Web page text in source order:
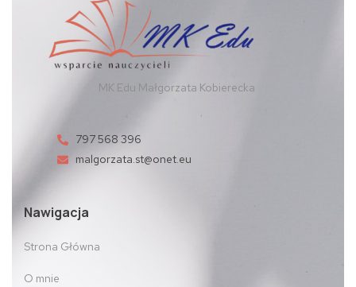
MK Edu Małgorzata Kobierecka
797 568 396
malgorzata.st@onet.eu
Nawigacja
Strona Główna
O mnie